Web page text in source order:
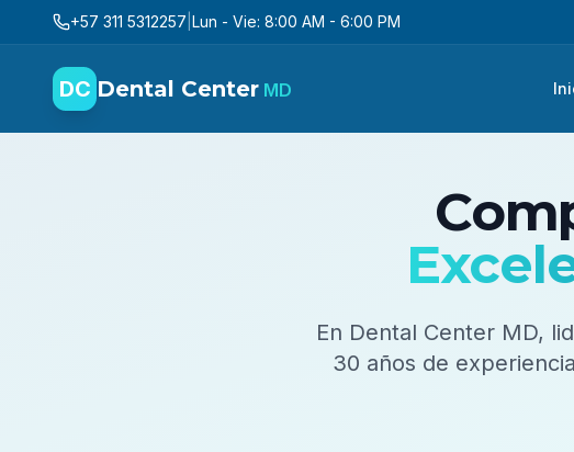
+57 311 5312257 Lun - Vie: 8:00 AM - 6:00 PM
DC Dental Center MD
En Dental Center MD,
30 años de